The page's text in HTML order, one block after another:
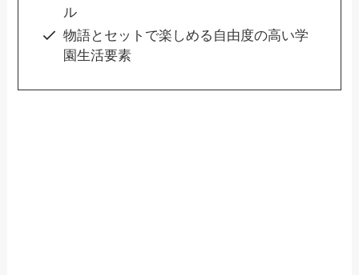
ル
物語とセットで楽しめる自由度の高い学
園生活要素